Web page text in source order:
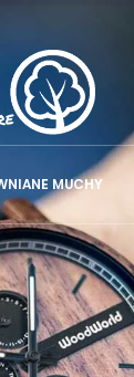
MUCHY